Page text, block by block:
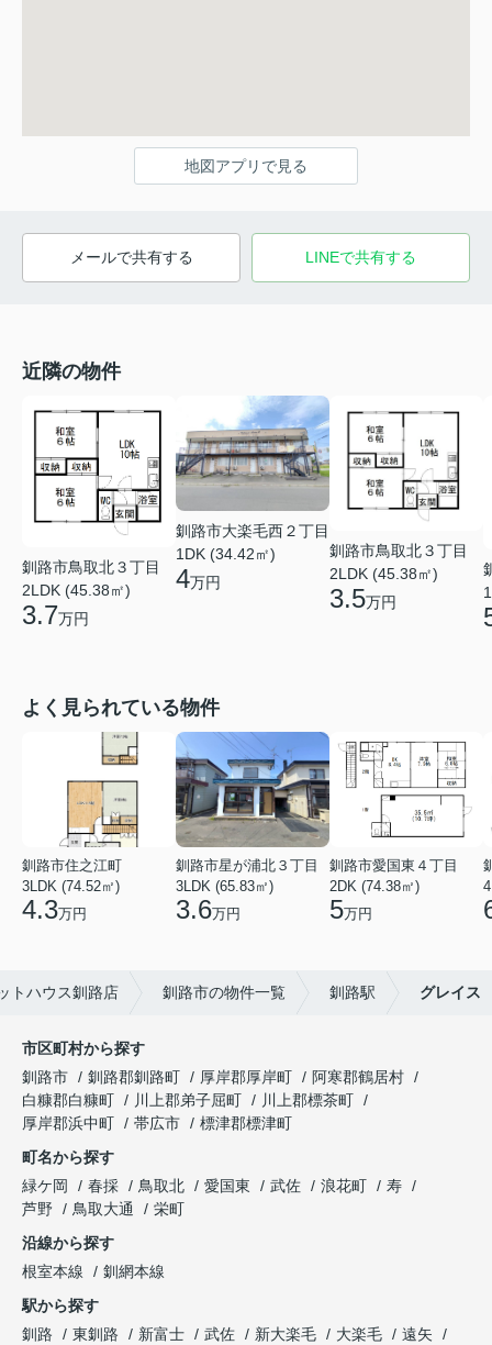
地図アプリで見る
メールで共有する LINEで共有する
近隣の物件
釧路市鳥取北３丁目
2LDK (45.38㎡)
3.7万円
釧路市大楽毛西２丁目
1DK (34.42㎡)
4万円
釧路市鳥取北３丁目
2LDK (45.38㎡)
3.5万円
よく見られている物件
釧路市住之江町
3LDK (74.52㎡)
4.3万円
釧路市星が浦北３丁目
3LDK (65.83㎡)
3.6万円
釧路市愛国東４丁目
2DK (74.38㎡)
5万円
トハウス釧路店 釧路市の物件一覧 釧路駅 グレイス
市区町村から探す
釧路市
釧路郡釧路町 厚岸郡厚岸町
阿寒郡鶴居村
白糠郡白糠町
川上郡弟子屈町
川上郡標茶町
厚岸郡浜中町
帯広市
標津郡標津町
町名から探す
緑ケ岡
春採 鳥取北 愛国東 武佐 浪花町
寿
芦野
鳥取大通
栄町
沿線から探す
根室本線
釧網本線
駅から探す
釧路
東釧路 新富士 武佐 新大楽毛 大楽毛
遠矢